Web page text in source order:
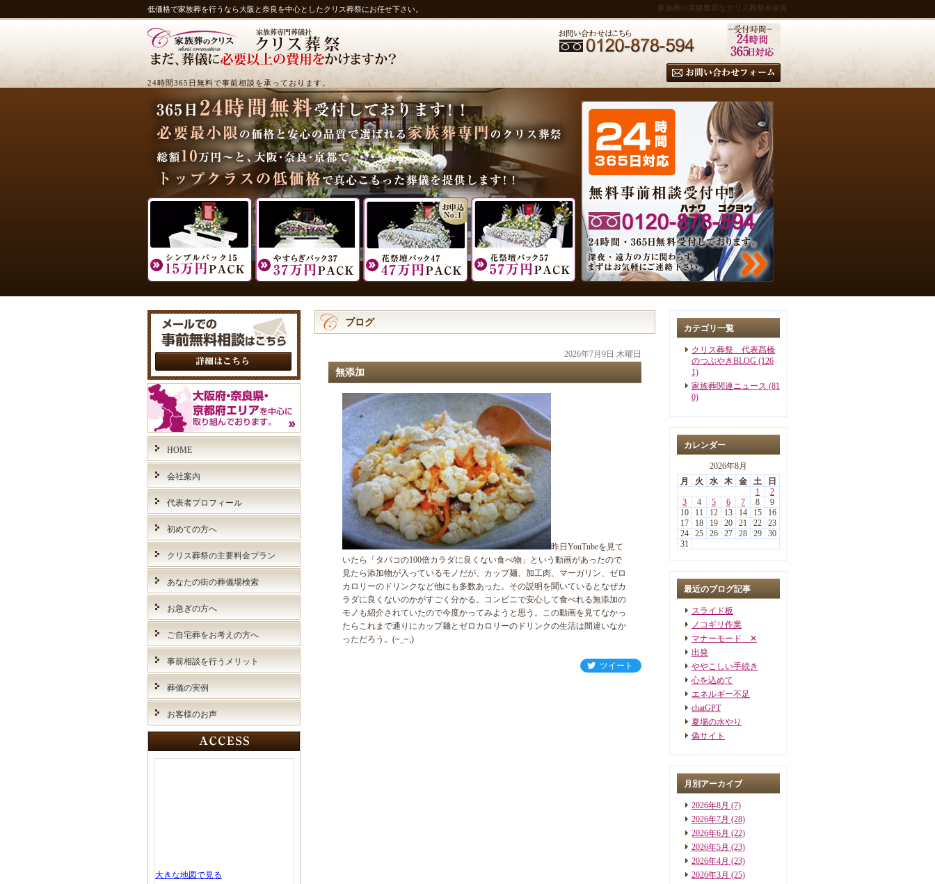
低価格で家族葬を行うなら大阪と奈良を中心としたクリス葬祭にお任せ下さい。 家族葬の実績豊富なクリス葬祭＠奈良
24時間365日無料で事前相談を承っております。
ブログ
2026年7月9日 木曜日
無添加
昨日YouTubeを見て
いたら「タバコの100倍カラダに良くない食べ物」という動画があったので
見たら添加物が入っているモノだが、カップ麺、加工肉、マーガリン、ゼロ
カロリーのドリンクなど他にも多数あった。その説明を聞いているとなぜカ
ラダに良くないのかがすごく分かる。コンビニで安心して食べれる無添加の
モノも紹介されていたので今度かってみようと思う。この動画を見てなかっ
たらこれまで通りにカップ麺とゼロカロリーのドリンクの生活は間違いなか
っただろう。(~_~;)
ツイート
カテゴリ一覧
クリス葬祭 代表髙橋
のつぶやきBLOG (126
1)
家族葬関連ニュース (81
0)
カレンダー
2026年8月
月
火 水 木 金 土
日
1
2
3
4 5 6 7 8
9
10
11 12 13 14 15
16
17
18 19 20 21 22
23
24
25 26 27 28 29
30
31
最近のブログ記事
スライド板
ノコギリ作業
マナーモード ✕
出発
ややこしい手続き
心を込めて
エネルギー不足
chatGPT
夏場の水やり
偽サイト
月別アーカイブ
2026年8月 (7)
2026年7月 (28)
2026年6月 (22)
2026年5月 (23)
2026年4月 (23)
2026年3月 (25)
HOME
会社案内
代表者プロフィール
初めての方へ
クリス葬祭の主要料金プラン
あなたの街の葬儀場検索
お急ぎの方へ
ご自宅葬をお考えの方へ
事前相談を行うメリット
葬儀の実例
お客様のお声
大きな地図で見る